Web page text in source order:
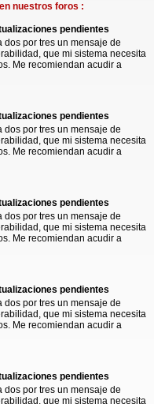
nuestros foros :
pendientes
dos por tres un mensaje de
que mi sistema necesita
Me recomiendan acudir a
pendientes
dos por tres un mensaje de
que mi sistema necesita
Me recomiendan acudir a
pendientes
dos por tres un mensaje de
que mi sistema necesita
Me recomiendan acudir a
pendientes
dos por tres un mensaje de
que mi sistema necesita
Me recomiendan acudir a
pendientes
dos por tres un mensaje de
que mi sistema necesita